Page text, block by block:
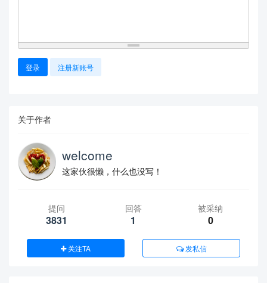
登录 注册新账号
关于作者
welcome
这家伙很懒，什么也没写！
提问
3831
回答
1
被采纳
0
关注TA 发私信